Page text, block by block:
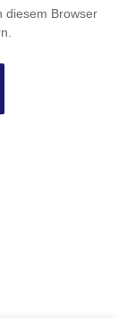
diesem Browser